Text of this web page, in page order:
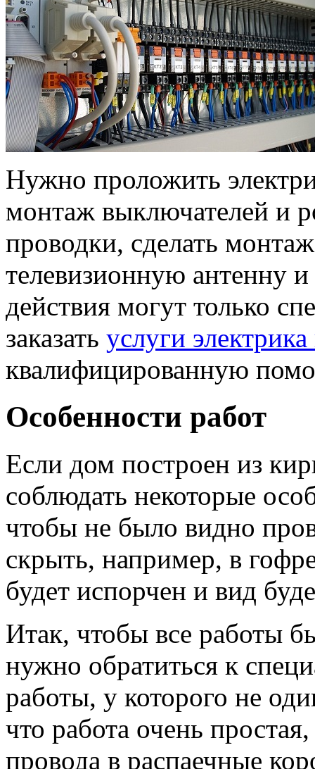
Нужно проложить
монтаж выключателей и
проводки, сделать
телевизионную антенну
действия могут только
заказать услуги
квалифицированную
Особенности работ
Если дом построен из
соблюдать некоторые
чтобы не было видно
скрыть, например, в
будет испорчен и вид
Итак, чтобы все работы
нужно обратиться к
работы, у которого не
что работа очень
провода в распаечные